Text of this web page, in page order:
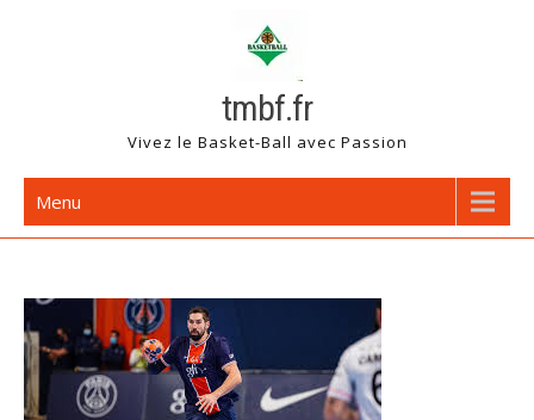
tmbf.fr
Vivez le Basket-Ball avec Passion
Menu